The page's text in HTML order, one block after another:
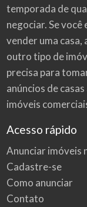
temporada de
negociar. Se
vender uma
outro tipo de
precisa para
anúncios de
imóveis
Acesso rápido
Anunciar imóveis
Cadastre-se
Como anunciar
Contato